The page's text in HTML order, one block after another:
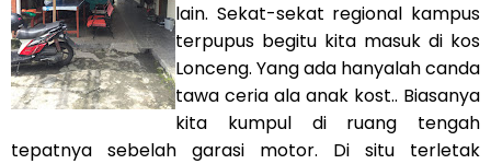
lain. Sekat-sekat regional kampus
terpupus begitu kita masuk di kos
Lonceng. Yang ada hanyalah canda
tawa ceria ala anak kost.. Biasanya
kita kumpul di ruang tengah
tepatnya sebelah garasi motor. Di situ terletak